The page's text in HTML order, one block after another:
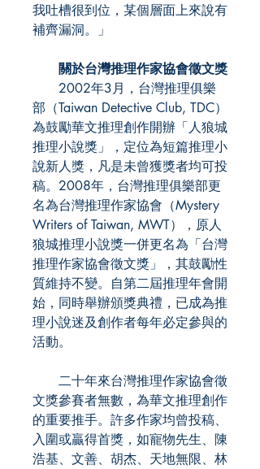
我吐槽很到位，某個層面上來說有
補齊漏洞。」
關於台灣推理作家協會徵文獎
2002年3月，台灣推理俱樂
部（Taiwan Detective Club, TDC）
為鼓勵華文推理創作開辦「人狼城
推理小說獎」，定位為短篇推理小
說新人獎，凡是未曾獲獎者均可投
稿。2008年，台灣推理俱樂部更
名為台灣推理作家協會（Mystery
Writers of Taiwan, MWT），原人
狼城推理小說獎一併更名為「台灣
推理作家協會徵文獎」，其鼓勵性
質維持不變。自第二屆推理年會開
始，同時舉辦頒獎典禮，已成為推
理小說迷及創作者每年必定參與的
活動。
二十年來台灣推理作家協會徵
文獎參賽者無數，為華文推理創作
的重要推手。許多作家均曾投稿、
入圍或贏得首獎，如寵物先生、陳
浩基、文善、胡杰、天地無限、林